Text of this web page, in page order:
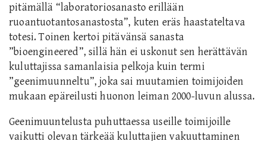
pitämällä “laboratoriosanasto erillään
ruoantuotantosanastosta”, kuten eräs haastateltava
totesi. Toinen kertoi pitävänsä sanasta
”bioengineered”, sillä hän ei uskonut sen herättävän
kuluttajissa samanlaisia pelkoja kuin termi
”geenimuunneltu”, joka sai muutamien toimijoiden
mukaan epäreilusti huonon leiman 2000-luvun alussa.
Geenimuuntelusta puhuttaessa useille toimijoille
vaikutti olevan tärkeää kuluttajien vakuuttaminen